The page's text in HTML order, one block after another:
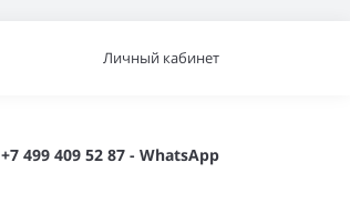
Личный кабинет
+7 499 409 52 87 - WhatsApp